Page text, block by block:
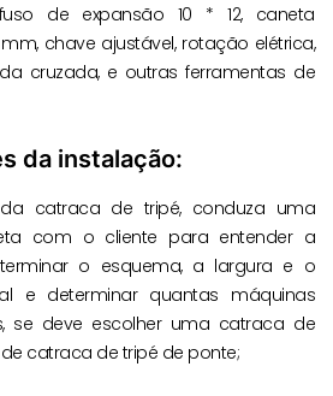
de expansão 10 * 12, caneta
chave ajustável, rotação elétrica,
cruzada, e outras ferramentas de
da instalação:
catraca de tripé, conduza uma
com o cliente para entender a
o esquema, a largura e o
e determinar quantas máquinas
se deve escolher uma catraca de
catraca de tripé de ponte;